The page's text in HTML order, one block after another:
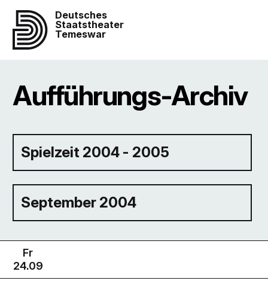
Deutsches
Staatstheater
Temeswar
Aufführungs-Archiv
Spielzeit 2004 - 2005
September 2004
Fr
24.09